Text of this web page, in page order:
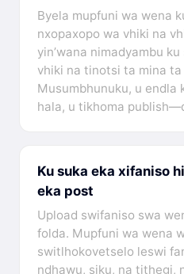
Byela mupfuni wa wena
nxopaxopo wa vhiki na
yin’wana nimadyambu
vhiki na tinotsi ta mina
Musumbhunuku, u endla
hala, u tikhoma
Ku suka eka xifaniso
eka post
Upload swifaniso swa
folda. Mupfuni wa wena
switlhokovetselo leswi
ndhawu, siku, na tithegi,